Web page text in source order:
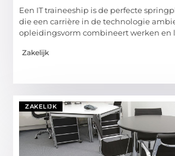
Een IT traineeship is de perfecte
die een carrière in de technologie
opleidingsvorm combineert werken en
Zakelijk
ZAKELIJK